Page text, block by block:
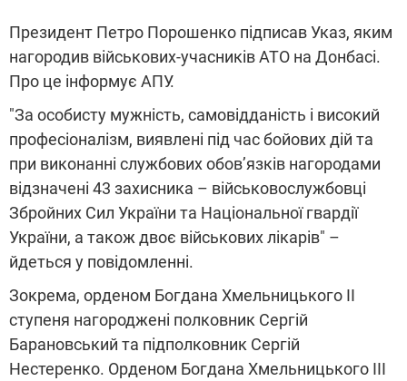
Президент Петро Порошенко підписав Указ, яким
нагородив військових-учасників АТО на Донбасі.
Про це інформує АПУ.
"За особисту мужність, самовідданість і високий
професіоналізм, виявлені під час бойових дій та
при виконанні службових обов’язків нагородами
відзначені 43 захисника – військовослужбовці
Збройних Сил України та Національної гвардії
України, а також двоє військових лікарів" –
йдеться у повідомленні.
Зокрема, орденом Богдана Хмельницького II
ступеня нагороджені полковник Сергій
Барановський та підполковник Сергій
Нестеренко. Орденом Богдана Хмельницького ІІІ